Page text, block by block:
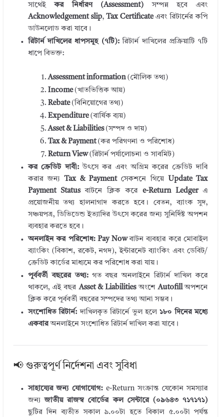
সাথেইকর নির্ধারণ (Assessment) সম্পন্ন হবে এবং
Acknowledgement slip, Tax Certificateএবং রিটার্নের কপি
ডাউনলোড করা যাবে।
রিটার্ন দাখিলের ধাপসমূহ (৭টি):রিটার্ন দাখিলের প্রক্রিয়াটি ৭টি
ধাপে বিভক্ত:
Assessment information(মৌলিক তথ্য)
Income(খাতভিত্তিক আয়)
Rebate(বিনিয়োগের তথ্য)
Expenditure(বার্ষিক ব্যয়)
Asset & Liabilities(সম্পদ ও দায়)
Tax & Payment(কর পরিগণনা ও পরিশোধ)
Return View(রিটার্ন পর্যালোচনা ও সাবমিট)
কর ক্রেডিট দাবী:উৎসে কর এবং অগ্রিম করের ক্রেডিট দাবি
করার জন্যTax & Paymentসেকশনে গিয়ে Update Tax
Payment Statusবাটনে ক্লিক করেe-Return Ledgerএ
প্রয়োজনীয় তথ্য হালনাগাদ করতে হবে। বেতন, ব্যাংক সুদ,
সঞ্চয়পত্র, ডিভিডেন্ড ইত্যাদির উৎসে করের জন্য সুনির্দিষ্ট অপশন
ব্যবহার করতে হবে।
অনলাইন কর পরিশোধ: Pay Nowবাটন ব্যবহার করে মোবাইল
ব্যাংকিং (বিকাশ, রকেট, নগদ), ইন্টারনেট ব্যাংকিং এবং ডেবিট/
ক্রেডিট কার্ডের মাধ্যমে কর পরিশোধ করা যায়।
পূর্ববর্তী বছরের তথ্য:গত বছর অনলাইনে রিটার্ন দাখিল করে
থাকলে, এই বছরAsset & LiabilitiesঅংশেAutofillঅপশনে
ক্লিক করে পূর্ববর্তী বছরের সম্পদের তথ্য আনা সম্ভব।
সংশোধিত রিটার্ন:দাখিলকৃত রিটার্নে ভুল হলে ১৮০ দিনের মধ্যে
একবারঅনলাইনে সংশোধিত রিটার্ন দাখিল করা যাবে।
📢 গুরুত্বপূর্ণ নির্দেশনা এবং সুবিধা
সাহায্যের জন্য যোগাযোগ:e-Return সংক্রান্ত যেকোন সমস্যার
জন্যজাতীয় রাজস্ব বোর্ডের কল সেন্টারে (০৯৬৪৩ ৭১৭১৭১)
ছুটির দিন ব্যতীত সকাল ৯.০০টা হতে বিকাল ৫.০০টা পর্যন্ত